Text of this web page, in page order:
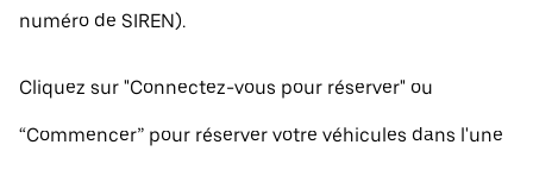
numéro de SIREN).
Cliquez sur "Connectez-vous pour réserver" ou
“Commencer” pour réserver votre véhicules dans l'une